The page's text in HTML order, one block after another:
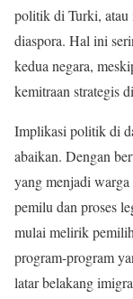
politik di Turki, atau
diaspora. Hal ini
kedua negara,
kemitraan strategis
Implikasi politik di
abaikan. Dengan
yang menjadi warga
pemilu dan proses
mulai melirik
program-program
latar belakang